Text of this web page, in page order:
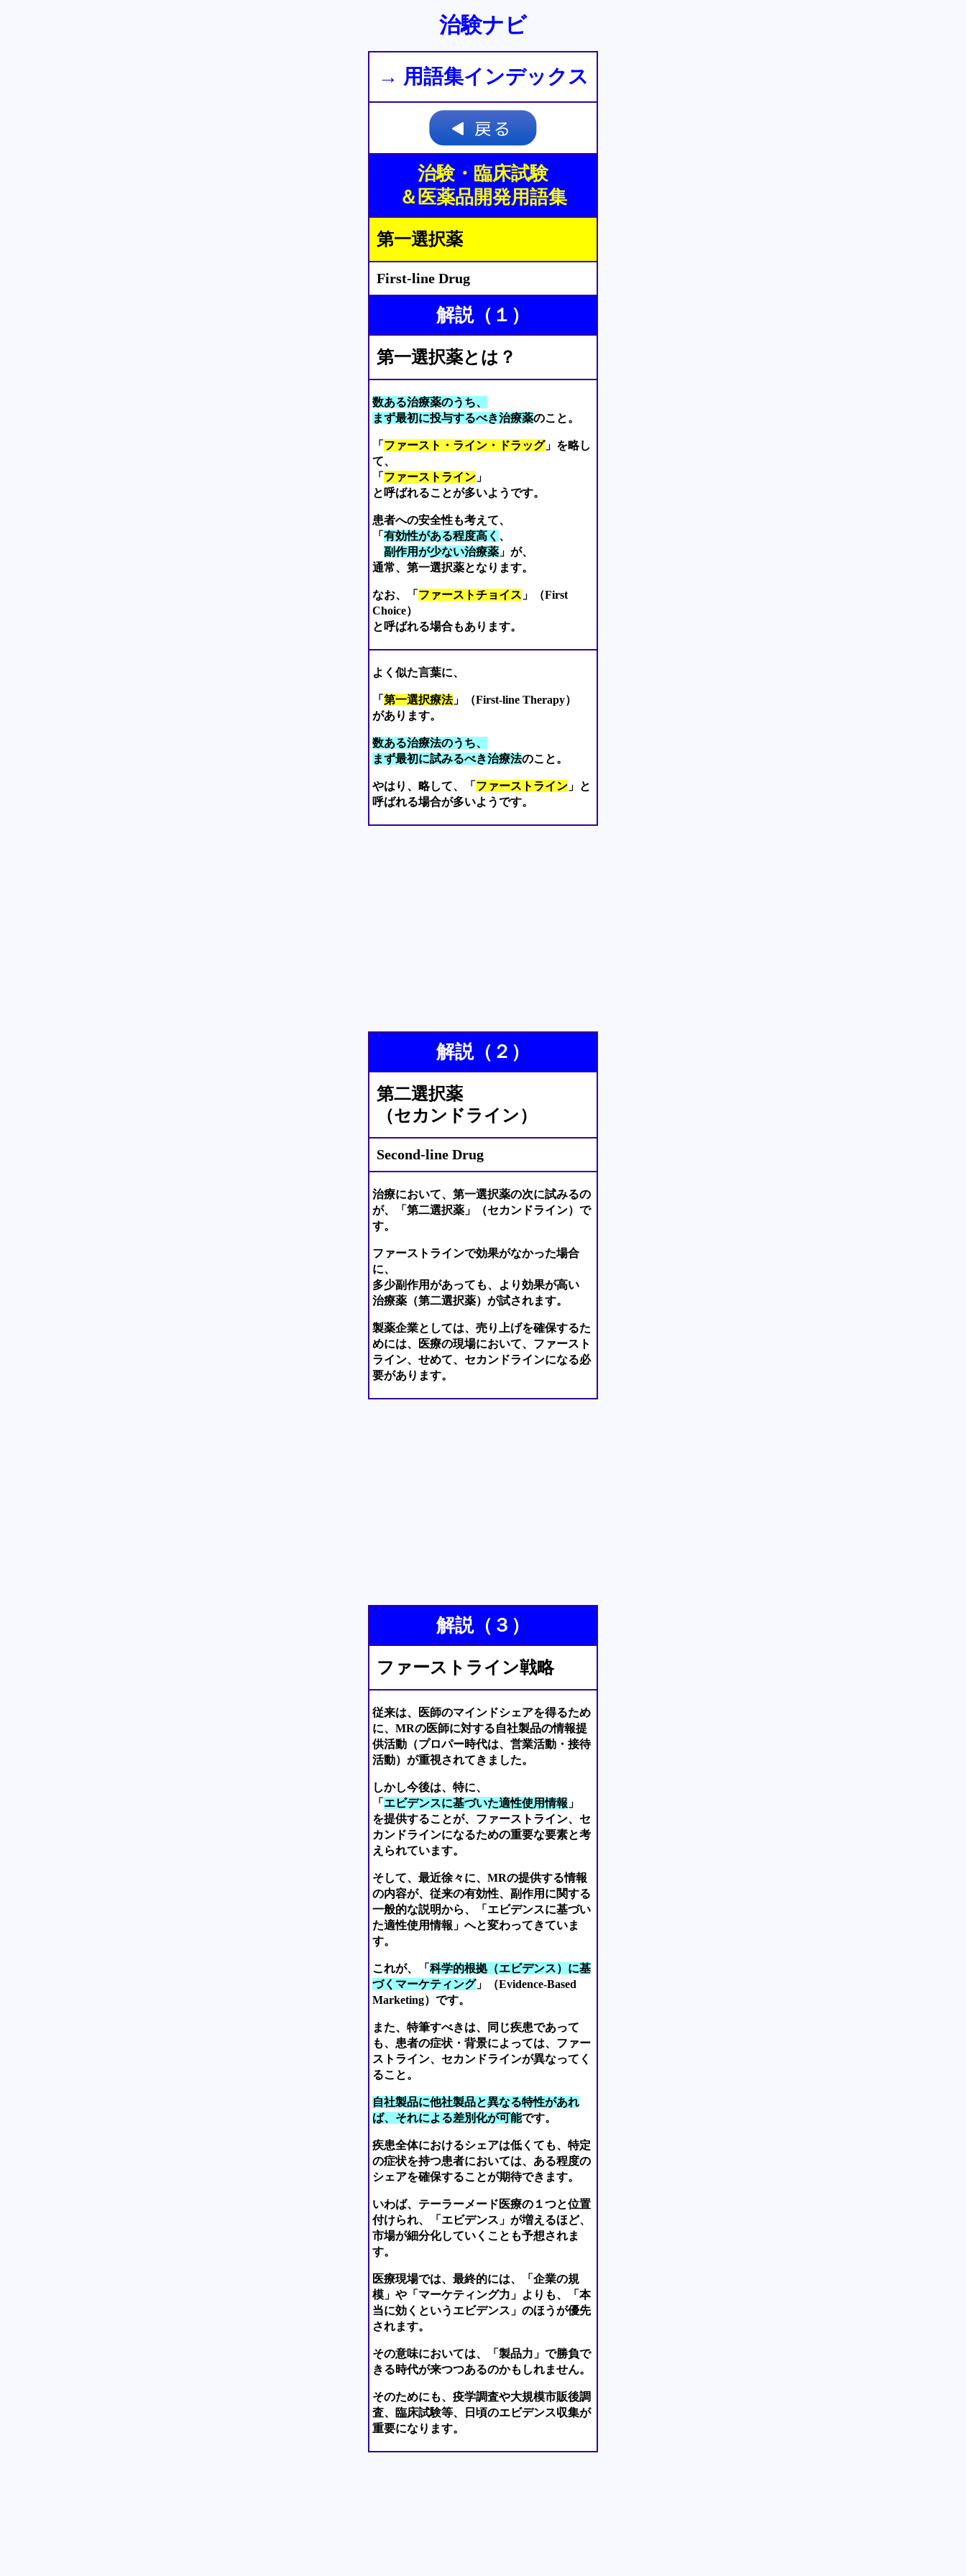
治験ナビ
→ 用語集インデックス
治験・臨床試験
＆医薬品開発用語集
第一選択薬
First-line Drug
解説（１）
第一選択薬とは？
数ある治療薬のうち、
まず最初に投与するべき治療薬のこと。
「 ファースト・ライン・ドラッグ」を略し
て、
「 ファーストライン 」
と呼ばれることが多いようです。
患者への安全性も考えて、
「 有効性がある程度高く 、
副作用が少ない治療薬 」が、
通常、第一選択薬となります。
なお、「 ファーストチョイス 」（First
Choice）
と呼ばれる場合もあります。
よく似た言葉に、
「 第一選択療法」（First-line Therapy）
があります。
数ある治療法のうち、
まず最初に試みるべき治療法のこと。
やはり、略して、「 ファーストライン 」と
呼ばれる場合が多いようです。
解説（２）
第二選択薬
（セカンドライン）
Second-line Drug
治療において、第一選択薬の次に試みるの
が、「第二選択薬」（セカンドライン）で
す。
ファーストラインで効果がなかった場合
に、
多少副作用があっても、より効果が高い
治療薬（第二選択薬）が試されます。
製薬企業としては、売り上げを確保するた
めには、医療の現場において、ファースト
ライン、せめて、セカンドラインになる必
要があります。
解説（３）
ファーストライン戦略
従来は、医師のマインドシェアを得るため
に、MRの医師に対する自社製品の情報提
供活動（プロパー時代は、営業活動・接待
活動）が重視されてきました。
しかし今後は、特に、
「 エビデンスに基づいた適性使用情報 」
を提供することが、ファーストライン、セ
カンドラインになるための重要な要素と考
えられています。
そして、最近徐々に、MRの提供する情報
の内容が、従来の有効性、副作用に関する
一般的な説明から、「エビデンスに基づい
た適性使用情報」へと変わってきていま
す。
これが、「 科学的根拠（エビデンス）に基
づくマーケティング」（Evidence-Based
Marketing）です。
また、特筆すべきは、同じ疾患であって
も、患者の症状・背景によっては、ファー
ストライン、セカンドラインが異なってく
ること。
自社製品に他社製品と異なる特性があれ
ば、それによる差別化が可能です。
疾患全体におけるシェアは低くても、特定
の症状を持つ患者においては、ある程度の
シェアを確保することが期待できます。
いわば、テーラーメード医療の１つと位置
付けられ、「エビデンス」が増えるほど、
市場が細分化していくことも予想されま
す。
医療現場では、最終的には、「企業の規
模」や「マーケティング力」よりも、「本
当に効くというエビデンス」のほうが優先
されます。
その意味においては、「製品力」で勝負で
きる時代が来つつあるのかもしれません。
そのためにも、疫学調査や大規模市販後調
査、臨床試験等、日頃のエビデンス収集が
重要になります。